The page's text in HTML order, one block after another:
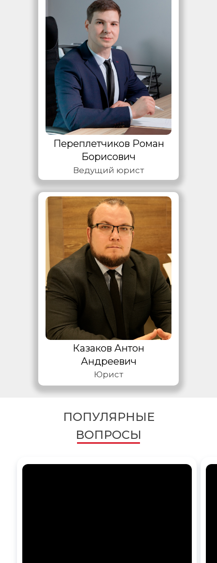
Переплетчиков Роман
Борисович
Ведущий юрист
Казаков Антон
Андреевич
Юрист
ПОПУЛЯРНЫЕ
ВОПРОСЫ